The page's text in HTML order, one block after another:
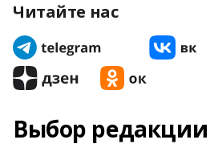
Читайте нас
Выбор редакции